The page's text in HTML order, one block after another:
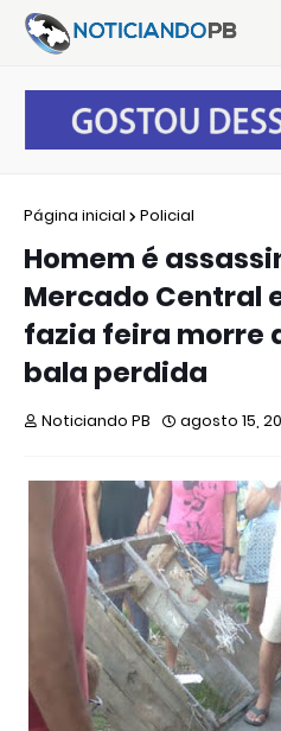
Página inicial Policial
Homem é
Mercado Central
fazia feira morre
bala perdida
Noticiando PB agosto 15,